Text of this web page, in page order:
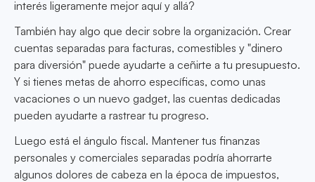
interés ligeramente mejor aquí y allá?
También hay algo que decir sobre la organización. Crear
cuentas separadas para facturas, comestibles y "dinero
para diversión" puede ayudarte a ceñirte a tu presupuesto.
Y si tienes metas de ahorro específicas, como unas
vacaciones o un nuevo gadget, las cuentas dedicadas
pueden ayudarte a rastrear tu progreso.
Luego está el ángulo fiscal. Mantener tus finanzas
personales y comerciales separadas podría ahorrarte
algunos dolores de cabeza en la época de impuestos,